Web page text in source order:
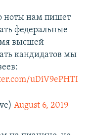
ноты нам пишет
федеральные
высшей
кандидатов мы
uDiV9ePHTI
August 6, 2019